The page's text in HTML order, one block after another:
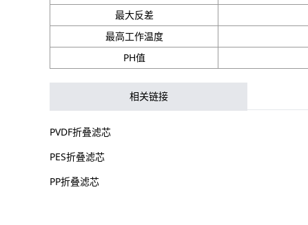
最大反差
最高工作温度
PH值
相关链接
PVDF折叠滤芯
PES折叠滤芯
PP折叠滤芯